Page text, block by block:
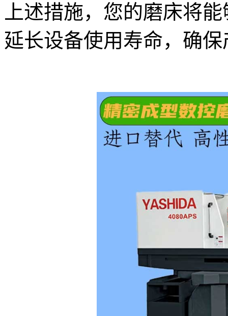
上述措施，您的磨床将
延长设备使用寿命，确